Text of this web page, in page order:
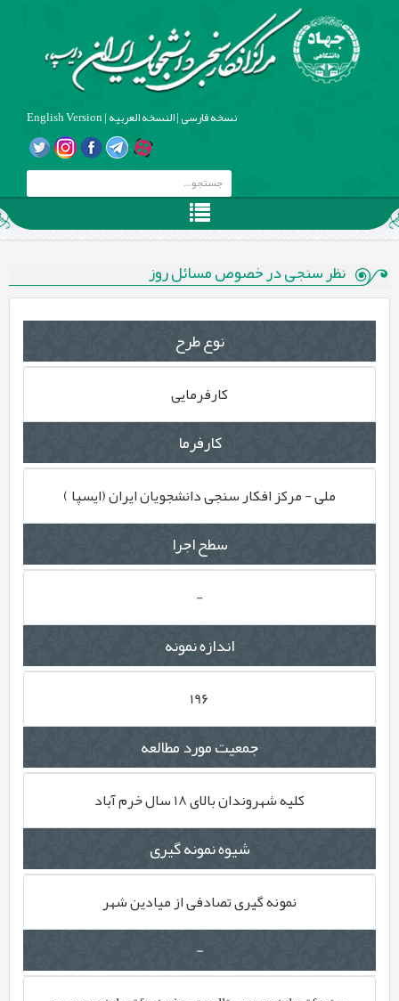
نسخه فارسی|النسخه العربیه|
English Version
نظر سنجی در خصوص مسائل روز
نوع طرح
کارفرمایی
کارفرما
ملی - مرکز افکار سنجی دانشجویان ایران (ایسپا )
سطح اجرا
-
اندازه نمونه
196
جمعیت مورد مطالعه
کلیه شهروندان بالای 18 سال خرم آباد
شیوه نمونه گیری
نمونه گیری تصادفی از میادین شهر
-